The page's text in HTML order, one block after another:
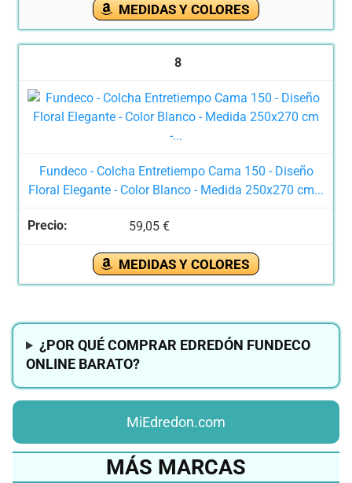
MEDIDAS Y COLORES
8
Fundeco - Colcha Entretiempo Cama 150 - Diseño
Floral Elegante - Color Blanco - Medida 250x270 cm...
59,05 €
MEDIDAS Y COLORES
¿POR QUÉ COMPRAR EDREDÓN FUNDECO
ONLINE BARATO?
MiEdredon.com
MÁS MARCAS